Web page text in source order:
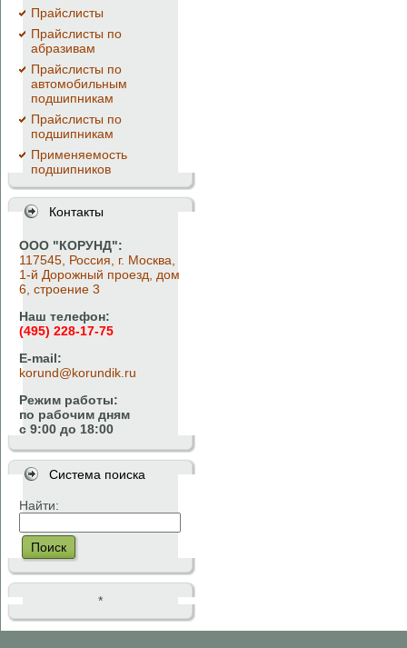
Прайслисты
Прайслисты по
абразивам
Прайслисты по
автомобильным
подшипникам
Прайслисты по
подшипникам
Применяемость
подшипников
Контакты
ООО "КОРУНД":
117545, Россия, г. Москва,
1-й Дорожный проезд, дом
6, строение 3
Наш телефон:
(495) 228-17-75
E-mail:
korund@korundik.ru
Режим работы:
по рабочим дням
с 9:00 до 18:00
Система поиска
Найти:
Поиск
*